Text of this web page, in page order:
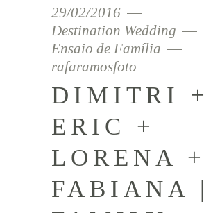
29/02/2016
Destination Wedding
Ensaio de Família
rafaramosfoto
DIMITRI +
ERIC +
LORENA +
FABIANA |